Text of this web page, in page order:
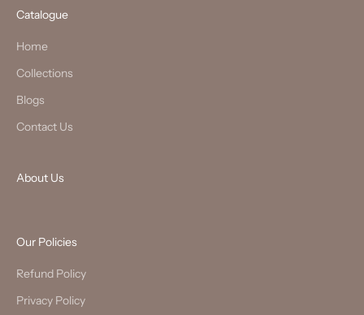
Catalogue
Home
Collections
Blogs
Contact Us
About Us
Our Policies
Refund Policy
Privacy Policy